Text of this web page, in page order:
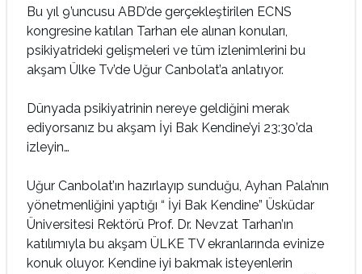
Bu yıl 9’uncusu ABD’de gerçekleştirilen ECNS
kongresine katılan Tarhan ele alınan konuları,
psikiyatrideki gelişmeleri ve tüm izlenimlerini bu
akşam Ülke Tv’de Uğur Canbolat’a anlatıyor.
Dünyada psikiyatrinin nereye geldiğini merak
ediyorsanız bu akşam İyi Bak Kendine’yi 23:30’da
izleyin…
Uğur Canbolat’ın hazırlayıp sunduğu, Ayhan Pala’nın
yönetmenliğini yaptığı “ İyi Bak Kendine” Üsküdar
Üniversitesi Rektörü Prof. Dr. Nevzat Tarhan’ın
katılımıyla bu akşam ÜLKE TV ekranlarında evinize
konuk oluyor. Kendine iyi bakmak isteyenlerin